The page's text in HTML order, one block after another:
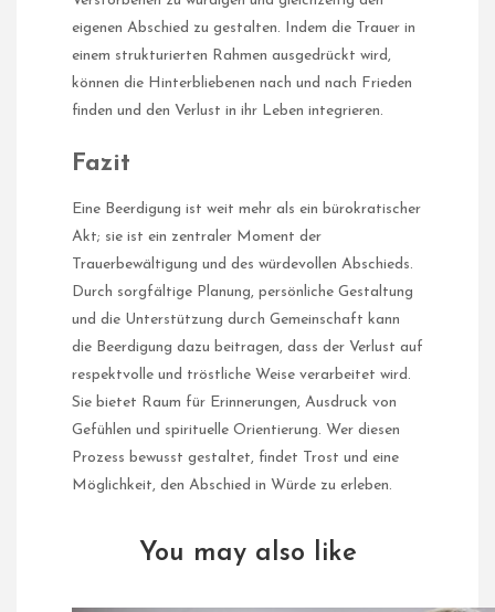
eigenen Abschied zu gestalten. Indem die Trauer in
einem strukturierten Rahmen ausgedrückt wird,
können die Hinterbliebenen nach und nach Frieden
finden und den Verlust in ihr Leben integrieren.
Fazit
Eine Beerdigung ist weit mehr als ein bürokratischer
Akt; sie ist ein zentraler Moment der
Trauerbewältigung und des würdevollen Abschieds.
Durch sorgfältige Planung, persönliche Gestaltung
und die Unterstützung durch Gemeinschaft kann
die Beerdigung dazu beitragen, dass der Verlust auf
respektvolle und tröstliche Weise verarbeitet wird.
Sie bietet Raum für Erinnerungen, Ausdruck von
Gefühlen und spirituelle Orientierung. Wer diesen
Prozess bewusst gestaltet, findet Trost und eine
Möglichkeit, den Abschied in Würde zu erleben.
You may also like